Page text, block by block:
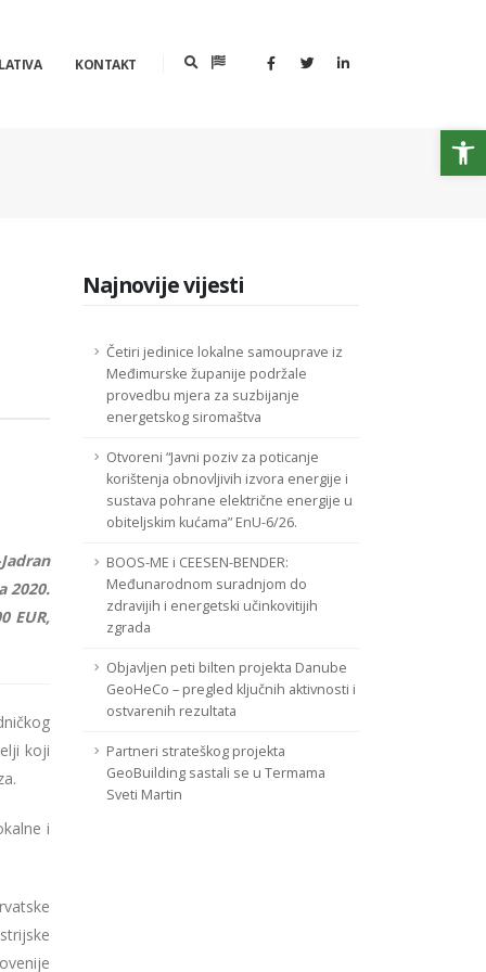
KONTAKT
2020.
EUR,
koji
i
Najnovije vijesti
Četiri jedinice lokalne samouprave iz
Međimurske županije podržale
provedbu mjera za suzbijanje
energetskog siromaštva
Otvoreni “Javni poziv za poticanje
korištenja obnovljivih izvora energije i
sustava pohrane električne energije u
obiteljskim kućama” EnU-6/26.
BOOS-ME i CEESEN-BENDER:
Međunarodnom suradnjom do
zdravijih i energetski učinkovitijih
zgrada
Objavljen peti bilten projekta Danube
GeoHeCo – pregled ključnih aktivnosti i
ostvarenih rezultata
Partneri strateškog projekta
GeoBuilding sastali se u Termama
Sveti Martin